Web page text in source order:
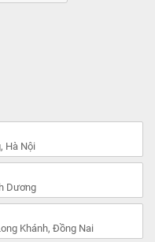
Hà Nội
Dương
Khánh, Đồng Nai